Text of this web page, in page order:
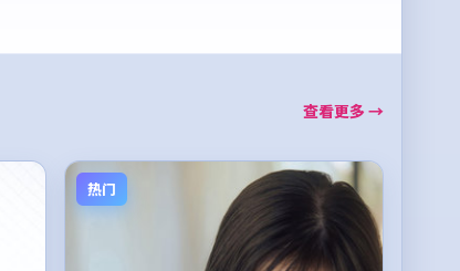
查看更多 →
热门